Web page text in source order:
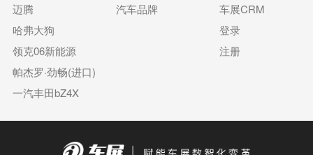
迈腾
哈弗大狗
领克06新能源
帕杰罗·劲畅(进口)
一汽丰田bZ4X
汽车品牌
车展CRM
登录
注册